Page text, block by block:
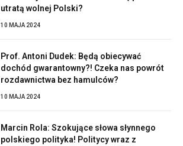
utratą wolnej Polski?
10 MAJA 2024
Prof. Antoni Dudek: Będą obiecywać
dochód gwarantowny?! Czeka nas powrót
rozdawnictwa bez hamulców?
10 MAJA 2024
Marcin Rola: Szokujące słowa słynnego
polskiego polityka! Politycy wraz z